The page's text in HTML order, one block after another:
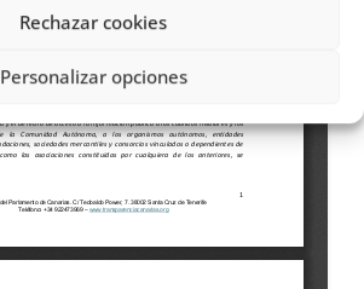
Rechazar cookies
Personalizar opciones